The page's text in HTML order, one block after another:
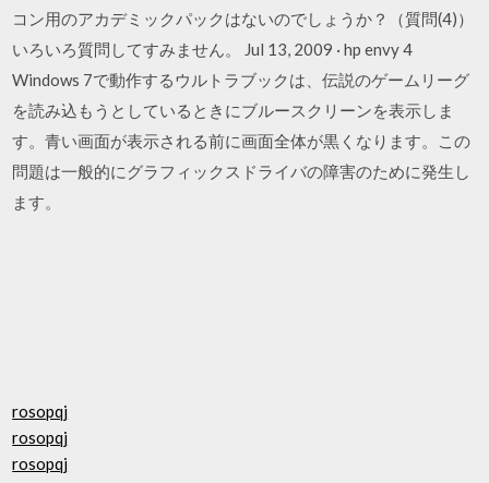
コン用のアカデミックパックはないのでしょうか？（質問(4)）
いろいろ質問してすみません。 Jul 13, 2009 · hp envy 4
Windows 7で動作するウルトラブックは、伝説のゲームリーグ
を読み込もうとしているときにブルースクリーンを表示しま
す。青い画面が表示される前に画面全体が黒くなります。この
問題は一般的にグラフィックスドライバの障害のために発生し
ます。
rosopqj
rosopqj
rosopqj